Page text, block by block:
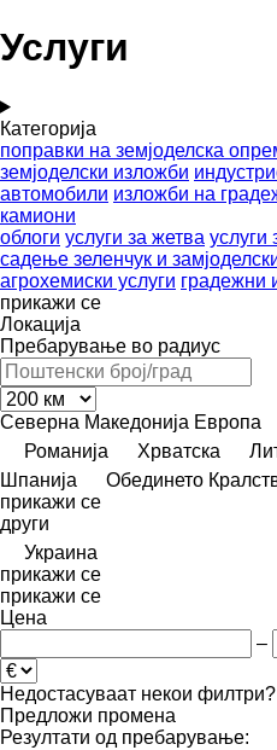
Услуги
Категорија
поправки на земјоделска
земјоделски изложби
автомобили изложби на
камиони
облоги услуги за жетва услуги
садење зеленчук и
агрохемиски услуги градежни
прикажи се
Локација
Пребарување во радиус
Северна Македонија Европа
Романија
Хрватска
Шпанија
Обединето
прикажи се
други
Украина
прикажи се
прикажи се
Цена
–
Недостасуваат некои филтри?
Предложи промена
Резултати од пребарување: